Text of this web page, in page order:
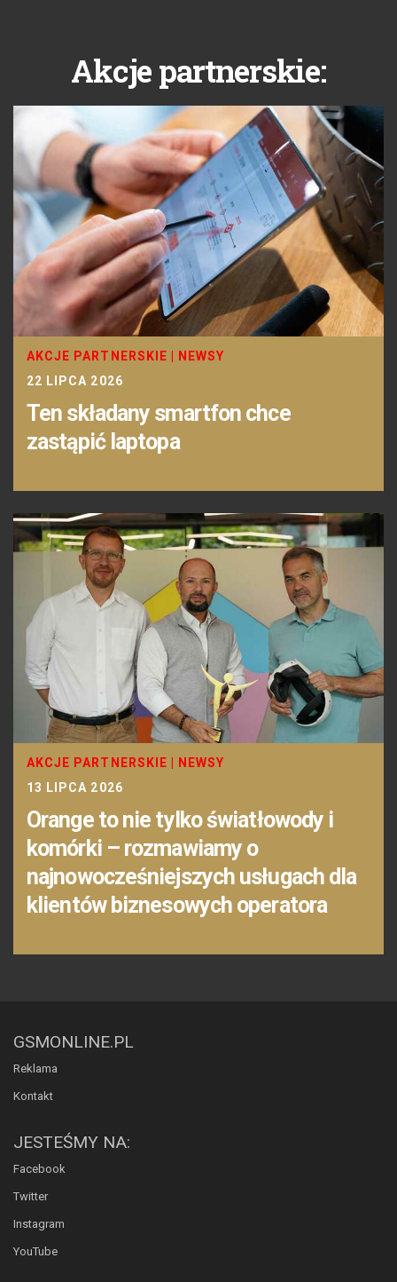
Akcje partnerskie:
AKCJE PARTNERSKIE
NEWSY
22 LIPCA 2026
Ten składany smartfon chce
zastąpić laptopa
AKCJE PARTNERSKIE
NEWSY
13 LIPCA 2026
Orange to nie tylko światłowody i
komórki – rozmawiamy o
najnowocześniejszych usługach dla
klientów biznesowych operatora
GSMONLINE.PL
Reklama
Kontakt
JESTEŚMY NA:
Facebook
Twitter
Instagram
YouTube